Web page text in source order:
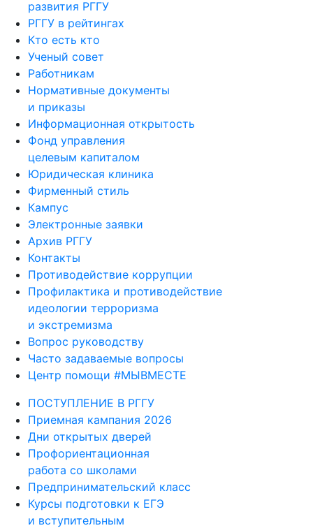
РГГУ в рейтингах
Кто есть кто
Ученый совет
Работникам
Нормативные документы
и приказы
Информационная открытость
Фонд управления
целевым капиталом
Юридическая клиника
Фирменный стиль
Кампус
Электронные заявки
Архив РГГУ
Контакты
Противодействие коррупции
Профилактика и противодействие
идеологии терроризма
и экстремизма
Вопрос руководству
Часто задаваемые вопросы
Центр помощи #МЫВМЕСТЕ
ПОСТУПЛЕНИЕ В РГГУ
Приемная кампания 2026
Дни открытых дверей
Профориентационная
работа со школами
Предпринимательский класс
Курсы подготовки к ЕГЭ
и вступительным
испытаниям